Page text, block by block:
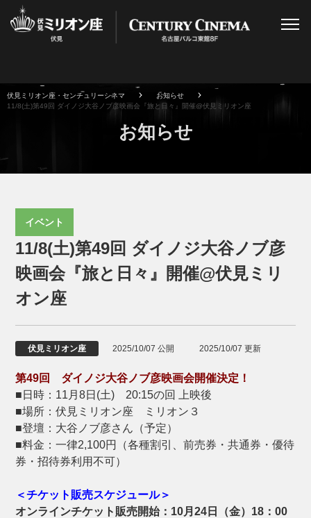
伏見ミリオン座・センチュリーシネマ
お知らせ
11/8(土)第49回 ダイノジ大谷ノブ彦映画会『旅と日々』開催@伏見ミリオン座
お知らせ
イベント
11/8(土)第49回 ダイノジ大谷ノブ彦
映画会『旅と日々』開催@伏見ミリ
オン座
伏見ミリオン座 2025/10/07 公開 2025/10/07 更新
第49回 ダイノジ大谷ノブ彦映画会開催決定！
■日時：11月8日(土) 20:15の回 上映後
■場所：伏見ミリオン座 ミリオン３
■登壇：大谷ノブ彦さん（予定）
■料金：一律2,100円（各種割引、前売券・共通券・優待
券・招待券利用不可）
＜チケット販売スケジュール＞
オンラインチケット販売開始：10月24日（金）18：00